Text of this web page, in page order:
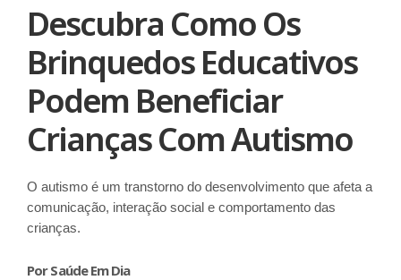
Descubra Como Os
Brinquedos Educativos
Podem Beneficiar
Crianças Com Autismo
O autismo é um transtorno do desenvolvimento que afeta a
comunicação, interação social e comportamento das
crianças.
Por Saúde Em Dia